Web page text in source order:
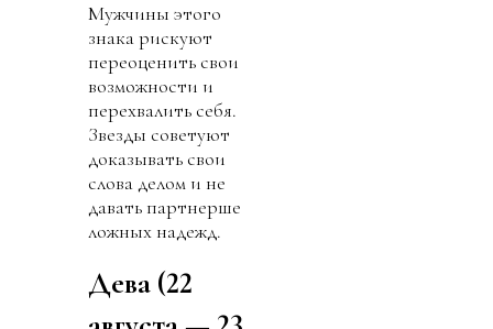
Мужчины этого
знака рискуют
переоценить свои
возможности и
перехвалить себя.
Звезды советуют
доказывать свои
слова делом и не
давать партнерше
ложных надежд.
Дева (22